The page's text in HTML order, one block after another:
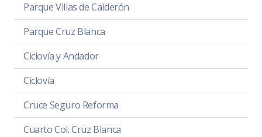
Parque Villas de Calderón
Parque Cruz Blanca
Ciclovía y Andador
Ciclovía
Cruce Seguro Reforma
Cuarto Col. Cruz Blanca